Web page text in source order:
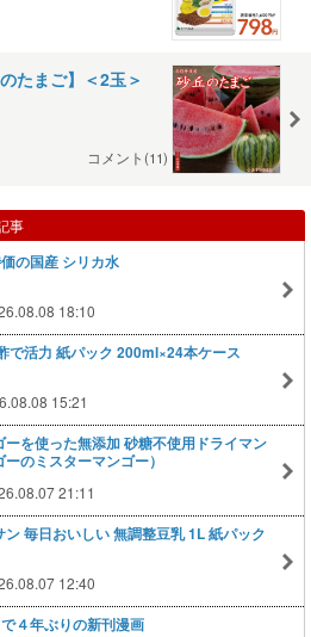
たまご】＜2玉＞
コメント(11)
事
の国産 シリカ水
18:10
で活力 紙パック 200ml×24本ケース
15:21
ーを使った無添加 砂糖不使用ドライマン
のミスターマンゴー）
21:11
毎日おいしい 無調整豆乳 1L 紙パック
12:40
４年ぶりの新刊漫画